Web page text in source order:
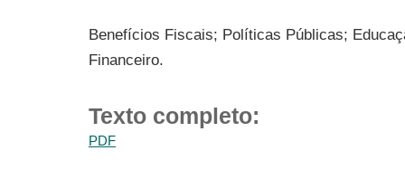
Benefícios Fiscais; Políticas Públicas;
Financeiro.
Texto completo:
PDF